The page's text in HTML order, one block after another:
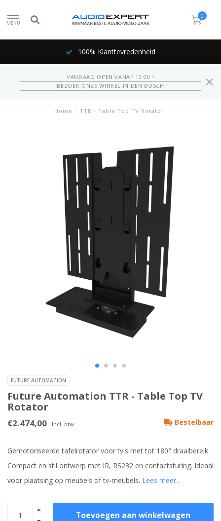
MENU
0
100% Klanttevredenheid
VANDAAG OPEN VANAF 10:00 •
BEZOEK ONZE WINKEL IN DEN BOSCH
Home / TTR - Table Top TV Rotator
FUTURE AUTOMATION
Future Automation TTR - Table Top TV
Rotator
€2.474,00 Incl. btw Bestelbaar
Gemotoriseerde tafelrotator voor tv's met tot 180° draaibereik.
Compact en stil ontwerp met IR, RS232 en contactsturing. Ideaal
voor plaatsing op meubels of tv-meubels. Lees meer..
Toevoegen aan winkelwagen